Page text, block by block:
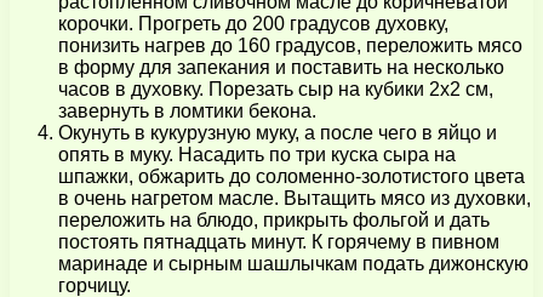
корочки. Прогреть до 200 градусов духовку,
понизить нагрев до 160 градусов, переложить мясо
в форму для запекания и поставить на несколько
часов в духовку. Порезать сыр на кубики 2х2 см,
завернуть в ломтики бекона.
Окунуть в кукурузную муку, а после чего в яйцо и
опять в муку. Насадить по три куска сыра на
шпажки, обжарить до соломенно-золотистого цвета
в очень нагретом масле. Вытащить мясо из духовки,
переложить на блюдо, прикрыть фольгой и дать
постоять пятнадцать минут. К горячему в пивном
маринаде и сырным шашлычкам подать дижонскую
горчицу.